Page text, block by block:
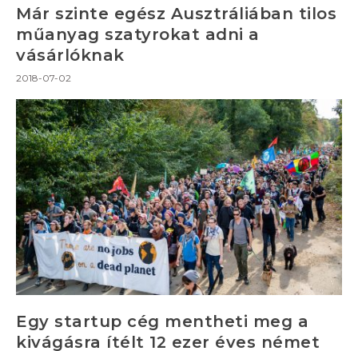
Már szinte egész Ausztráliában tilos
műanyag szatyrokat adni a
vásárlóknak
2018-07-02
Egy startup cég mentheti meg a
kivágásra ítélt 12 ezer éves német